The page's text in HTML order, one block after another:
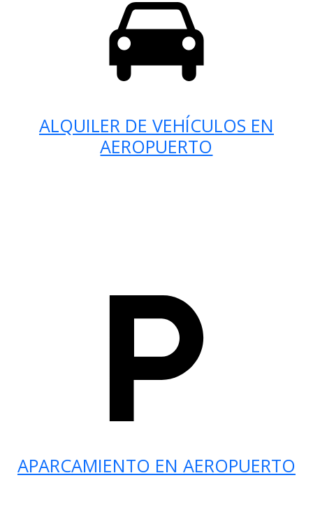
ALQUILER DE VEHÍCULOS EN
AEROPUERTO
APARCAMIENTO EN AEROPUERTO